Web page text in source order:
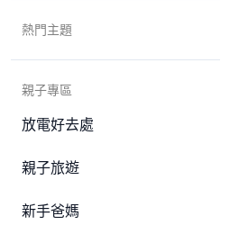
熱門主題
親子專區
放電好去處
親子旅遊
新手爸媽